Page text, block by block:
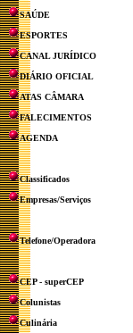
SAÚDE
ESPORTES
CANAL JURÍDICO
DIÁRIO OFICIAL
ATAS CÂMARA
FALECIMENTOS
AGENDA
Classificados
Empresas/Serviços
Telefone/Operadora
CEP - superCEP
Colunistas
Culinária